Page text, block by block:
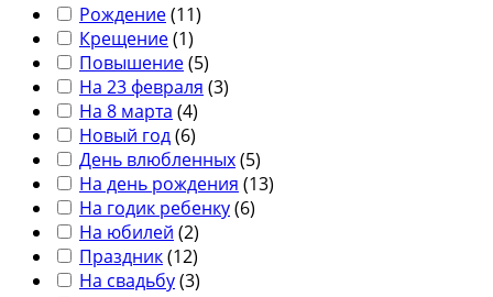
Рождение(11)
Крещение(1)
Повышение(5)
На 23 февраля (3)
На 8 марта (4)
Новый год(6)
День влюбленных(5)
На день рождения (13)
На годик ребенку(6)
На юбилей (2)
Праздник(12)
На свадьбу(3)